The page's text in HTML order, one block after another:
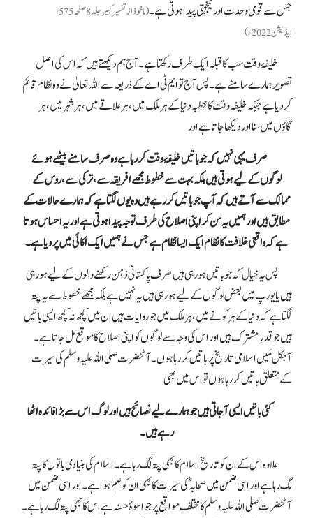
جس سے قومی وحدت اور یکجہتی پیدا ہوتی ہے۔
(ماخوذ از تفسیر کبیر جلد 8 صفحہ 575،
ایڈیشن 2022ء)
خلیفۂ وقت سب کا قبلہ ایک طرف رکھتا ہے۔ آج ہم دیکھتے ہیں کہ اس کی اصل
تصویر ہمارے سامنے ہے۔ پس آج تو ایم ٹی اے کے ذریعہ سے اللہ تعالیٰ نے وہ نظام قائم
کر دیا ہے جبکہ خلیفہ وقت کا خطبہ دنیا کے ہر ملک میں، ہر علاقے میں، ہر شہر میں، ہر
گاؤں میں سنا اور دیکھا جاتا ہے اور
صرف یہی نہیں کہ جو باتیں خلیفۂ وقت کر رہا ہے وہ صرف سامنے بیٹھے ہوئے
لوگوں کے لیے ہوتی ہیں بلکہ بہت سے خطوط مجھے افریقہ سے، ترکی سے، روس کے
ممالک سے آتے ہیں کہ آپ جو باتیں کر رہے ہیں وہ یوں لگتا ہے کہ ہمارے حالات کے
مطابق ہیں اور ہمیں یہ سن کر اپنی اصلاح کی طرف توجہ پیدا ہوتی ہے اور یہ احساس ہوتا
ہے کہ واقعی خلافت کا نظام ایک ایسا نظام ہے جس نے ہمیں ایک اکائی میں پرویا ہے۔
پس یہ خیال کہ جو باتیں ہو رہی ہیں صرف پاکستانی ذہن رکھنے والوں کے لیے ہو رہی
ہیں یا یورپ میں بعض لوگوں کے لیے ہو رہی ہیں یہ نہیں ہے بلکہ مجھے خطوط سے یہ پتہ
لگتا ہے کہ دنیا کے ہر کونے میں، ہر ملک میں جو روایات ہیں ان میں کچھ نہ کچھ ایسی باتیں
ہیں جو قدرِ مشترک ہیں اور اس کی وجہ سے لوگوں کو اپنی اصلاح کا موقع مل جاتا ہے۔
آجکل مَیں اسلامی تاریخ پر باتیں کر رہا ہوں۔ آنحضرت صلی اللہ علیہ وسلم کی سیرت
کے متعلق باتیں کر رہا ہوں تو اس میں بھی
کئی باتیں ایسی آ جاتی ہیں جو ہمارے لیے نصائح ہیں اور لوگ اس سے بڑا فائدہ اٹھا
رہے ہیں۔
علاوہ اس کے ان کو تاریخ اسلام کا بھی پتہ لگ رہا ہے۔ اسلام کی بنیادی باتوں کا پتہ
لگ رہا ہے اور اسی ضمن میں صحابہؓ کی سیرت کا بھی ان کو علم ہوا ہے۔ اور اسی ضمن میں
آنحضرت صلی اللہ علیہ وسلم کا مختلف مواقع پر جو اسوۂ حسنہ ہے اس کا بھی پتہ لگ رہا ہے۔